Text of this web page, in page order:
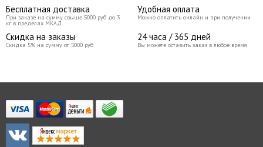
Бесплатная доставка
При заказе на сумму свыше 5000 руб до 3
кг в пределах МКАД
Удобная оплата
Можно оплатить онлайн и при получении
Скидка на заказы
Скидка 5% на сумму от 5000 руб
24 часа / 365 дней
Вы можете оставить заказ в любое время